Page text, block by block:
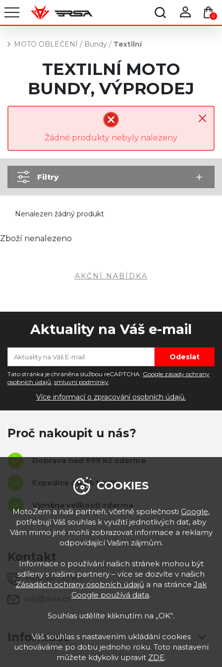
0
MOTO OBLEČENÍ / Bundy / Textilní
TEXTILNÍ MOTO
BUNDY, VÝPRODEJ
Žádné produkty nebyly nalezeny
Filtry
Nenalezen žádný produkt
Zboží nenalezeno
AKČNÍ NABÍDKA
Aktuality na Váš e-mail
Tato stránka je chráněna službou reCAPTCHA. Google zásady ochrany
osobních údajů, smluvní podmínky.
Více informací o zpracování osobních údajů.
Proč nakoupit u nás?
Doprava nad 999 Kč zdarma
Expedice do 24 hodin
Výměna velikostí zdarma
Informace
Kontakt
+420 555 333 957
info@anila.cz
COOKIES
MotoZem a naši partneři, včetně společnosti Google,
potřebují Váš souhlas k využití jednotlivých dat, aby
Vám mimo jiné mohli zobrazovat informace a reklamy
odpovídající Vašim zájmům.
Informace o používání našich stránek mohou být
sdíleny s našimi partnery – více se dozvíte v našich
Zásadách ochrany osobních údajů a na stránce Jak
Google používá data.
Souhlas udělíte kliknutím na „OK“.
Váš souhlas s nastavením ukládání cookies
uchováváme po dobu jednoho roku. Toto nastavení
můžete kdykoliv upravit ZDE.